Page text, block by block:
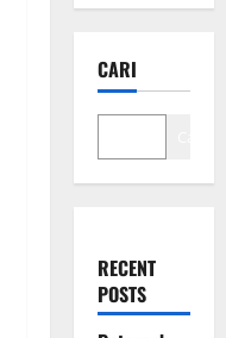
CARI
RECENT
POSTS